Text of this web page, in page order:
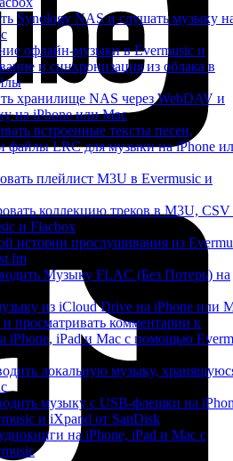
Synology NAS и слушать музыку
офлайн-музыки в Evermusic и
и синхронизация из облака в
хранилище NAS через WebDAV и
на iPhone или Mac
встроенные тексты песен,
файлы LRC для музыки на iPhone
плейлист M3U в Evermusic и
коллекцию треков в M3U,
и Flacbox
истории прослушивания из
Музыку FLAC (Без Потерь) на
из iCloud Drive на iPhone или
и просматривать комментарии к
iPhone, iPad и Mac с помощью
локальную музыку,
музыку с USB-флешки на
и iXpand от SanDisk
на iPhone, iPad и Mac с